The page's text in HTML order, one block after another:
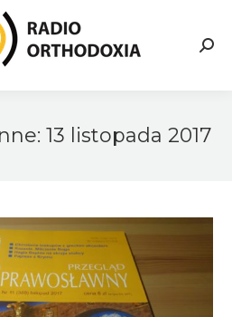
13 listopada 2017